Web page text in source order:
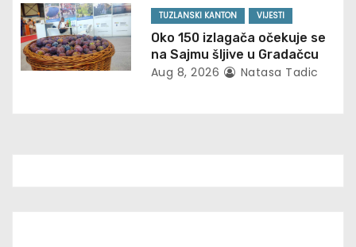
n
TUZLANSKI KANTON VIJESTI
Oko 150 izlagača očekuje se
na Sajmu šljive u Gradačcu
Aug 8, 2026 Natasa Tadic